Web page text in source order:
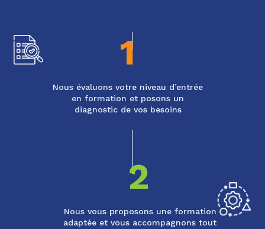
1
Nous évaluons votre niveau d’entrée
en formation et posons un
diagnostic de vos besoins
2
Nous vous proposons une formation
adaptée et vous accompagnons tout